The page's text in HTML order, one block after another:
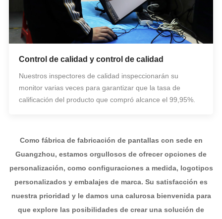
Control de calidad y control de calidad
Nuestros inspectores de calidad inspeccionarán su
monitor varias veces para garantizar que la tasa de
calificación del producto que compró alcance el 99,95%.
Como fábrica de fabricación de pantallas con sede en
Guangzhou, estamos orgullosos de ofrecer opciones de
personalización, como configuraciones a medida, logotipos
personalizados y embalajes de marca. Su satisfacción es
nuestra prioridad y le damos una calurosa bienvenida para
que explore las posibilidades de crear una solución de